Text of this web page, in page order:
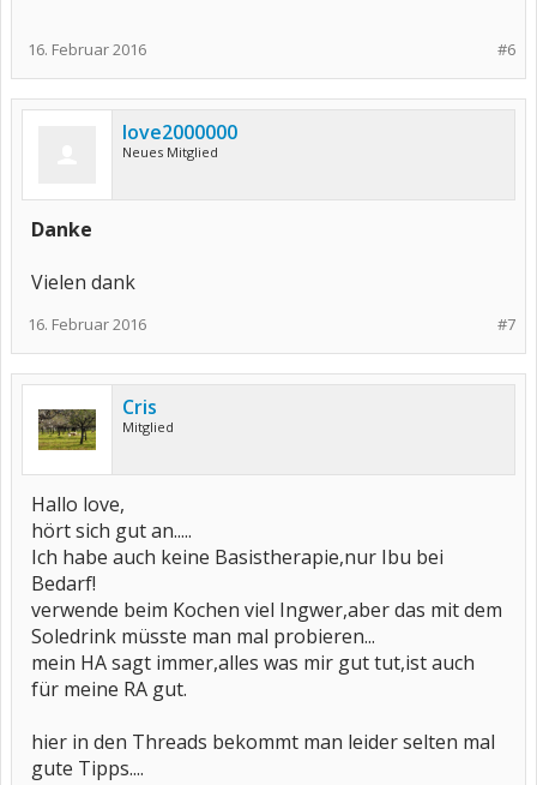
#6
16. Februar 2016
love2000000
Neues Mitglied
Danke
Vielen dank
#7
16. Februar 2016
Cris
Mitglied
Hallo love,
hört sich gut an.....
Ich habe auch keine Basistherapie,nur Ibu bei
Bedarf!
verwende beim Kochen viel Ingwer,aber das mit dem
Soledrink müsste man mal probieren...
mein HA sagt immer,alles was mir gut tut,ist auch
für meine RA gut.
hier in den Threads bekommt man leider selten mal
gute Tipps....